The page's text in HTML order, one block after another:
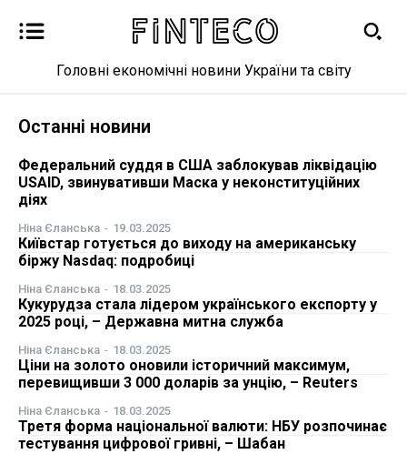
Новини
Бізнес
Валютний ринок
Криптовалюта
Робота і освіта
Публікації
ФОП
Головні економічні новини України та світу
Останні новини
Федеральний суддя в США заблокував ліквідацію
USAID, звинувативши Маска у неконституційних
діях
Ніна Єланська - 19.03.2025
Київстар готується до виходу на американську
біржу Nasdaq: подробиці
Ніна Єланська - 18.03.2025
Кукурудза стала лідером українського експорту у
2025 році, – Державна митна служба
Ніна Єланська - 18.03.2025
Ціни на золото оновили історичний максимум,
перевищивши 3 000 доларів за унцію, – Reuters
Ніна Єланська - 18.03.2025
Третя форма національної валюти: НБУ розпочинає
тестування цифрової гривні, – Шабан